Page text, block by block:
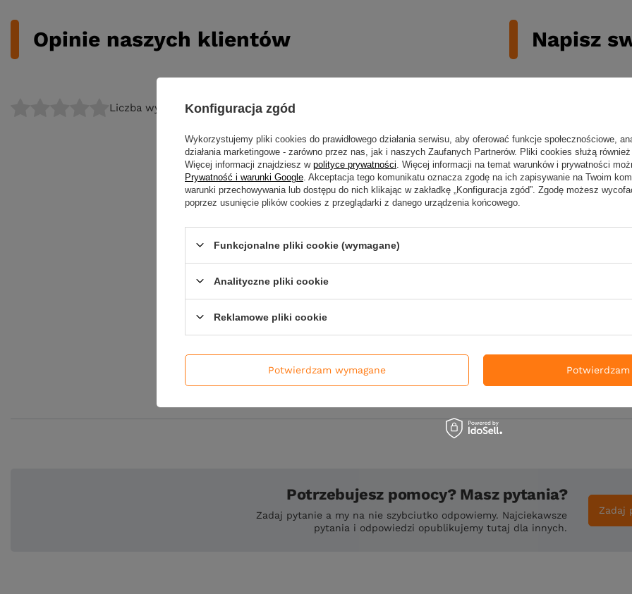
Opinie naszych klientów
Liczba wystawionych opinii: 0
Napisz
Treść twojej
Potrzebujesz pomocy? Masz pytania?
Zadaj pytanie a my na nie szybciutko odpowiemy. Najciekawsze
pytania i odpowiedzi opublikujemy tutaj dla innych.
Zadaj
Konfiguracja zgód
Wykorzystujemy pliki cookies do prawidłowego działania serwisu, aby oferować funkcje społecznościowe,
działania marketingowe - zarówno przez nas, jak i naszych Zaufanych Partnerów. Pliki cookies służą
Więcej informacji znajdziesz w polityce prywatności . Więcej informacji na temat warunków i prywatności
Prywatność i warunki Google . Akceptacja tego komunikatu oznacza zgodę na ich zapisywanie na Twoim
warunki przechowywania lub dostępu do nich klikając w zakładkę „Konfiguracja zgód”. Zgodę możesz
poprzez usunięcie plików cookies z przeglądarki z danego urządzenia końcowego.
Funkcjonalne pliki cookie (wymagane)
Analityczne pliki cookie
Reklamowe pliki cookie
Potwierdzam wymagane